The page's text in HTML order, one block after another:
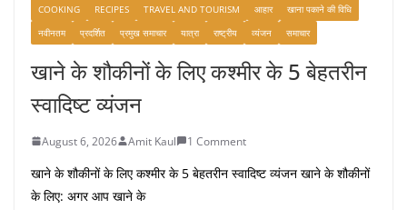
COOKING RECIPES TRAVEL AND TOURISM आहार
खाना पकाने की विधि
नवीनतम
प्रदर्शित प्रमुख समाचार यात्रा राष्ट्रीय व्यंजन समाचार
खाने के शौकीनों के लिए कश्मीर के 5 बेहतरीन
स्वादिष्ट व्यंजन
August 6, 2026 Amit Kaul 1 Comment
खाने के शौकीनों के लिए कश्मीर के 5 बेहतरीन स्वादिष्ट व्यंजन खाने के शौकीनों
के लिए: अगर आप खाने के